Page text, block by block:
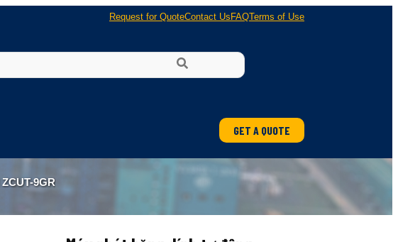
Request for QuoteContact Us FAQTerms of Use
Measurement
GET A QUOTE
9GR